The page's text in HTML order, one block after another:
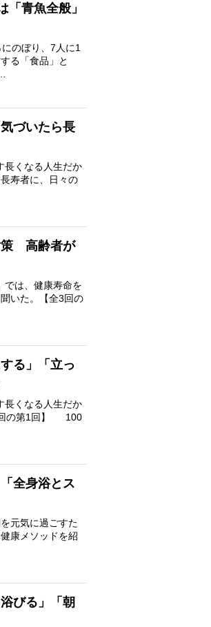
「青魚全般」
のぼり、7人に1
る「食品」と
づいたら長
長くなる人生だか
寿者に、日々の
策 高齢者が
では、健康寿命を
いた。【全3回の
る」「立っ
長くなる人生だか
回の第1回】 100
全身浴とス
元気に過ごすた
康メソッドを紹
びる」「朝